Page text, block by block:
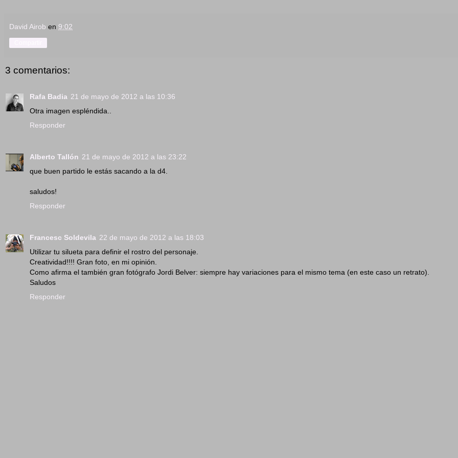
David Airob en 9:02
3 comentarios:
Rafa Badia 21 de mayo de 2012 a las 10:36
Otra imagen espléndida..
Responder
Alberto Tallón 21 de mayo de 2012 a las 23:22
que buen partido le estás sacando a la d4.
saludos!
Responder
Francesc Soldevila 22 de mayo de 2012 a las 18:03
Utilizar tu silueta para definir el rostro del personaje.
Creatividad!!!! Gran foto, en mi opinión.
Como afirma el también gran fotógrafo Jordi Belver: siempre hay variaciones para el mismo tema (en este caso un retrato).
Saludos
Responder